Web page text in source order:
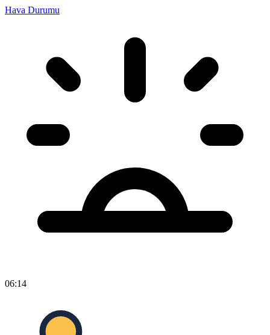
Hava Durumu
06:14